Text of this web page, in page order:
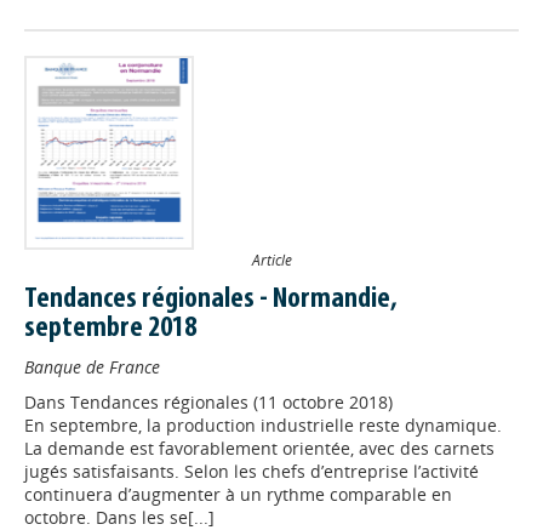
Article
Tendances régionales - Normandie,
septembre 2018
Banque de France
Dans Tendances régionales (11 octobre 2018)
En septembre, la production industrielle reste dynamique.
La demande est favorablement orientée, avec des carnets
jugés satisfaisants. Selon les chefs d’entreprise l’activité
continuera d’augmenter à un rythme comparable en
octobre. Dans les se[...]